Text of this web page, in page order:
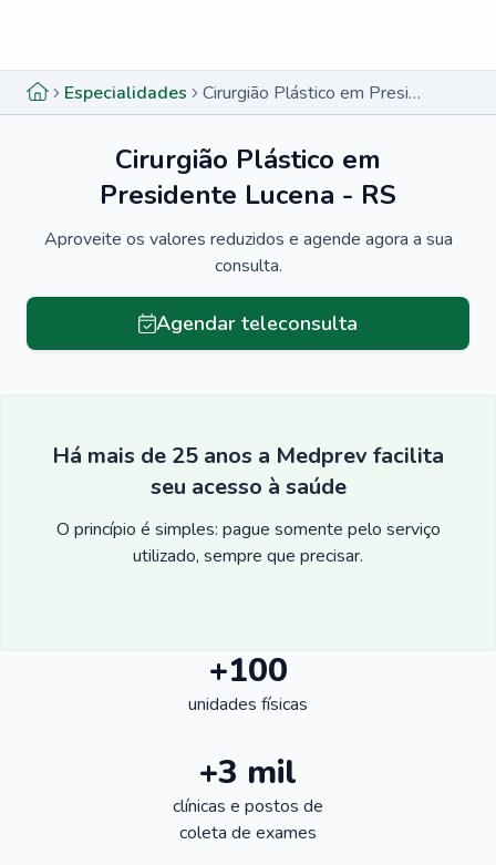
Especialidades Cirurgião Plástico em Presidente Lucena - RS
Cirurgião Plástico em
Presidente Lucena - RS
Aproveite os valores reduzidos e agende agora a sua
consulta.
Agendar teleconsulta
Há mais de 25 anos a Medprev facilita
seu acesso à saúde
O princípio é simples: pague somente pelo serviço
utilizado, sempre que precisar.
+100
unidades físicas
+3 mil
clínicas e postos de
coleta de exames